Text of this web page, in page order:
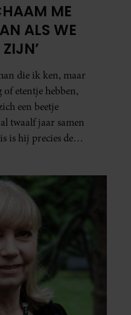
ME
ALS WE
die ik ken, maar
etentje hebben,
een beetje
twaalf jaar samen
is hij precies de
onder de